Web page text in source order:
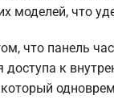
моделей, что
что панель
к